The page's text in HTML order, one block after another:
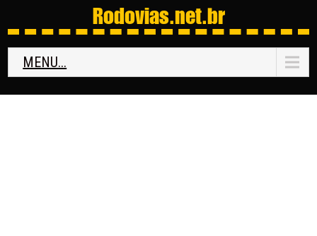
Rodovias.net.br
MENU...